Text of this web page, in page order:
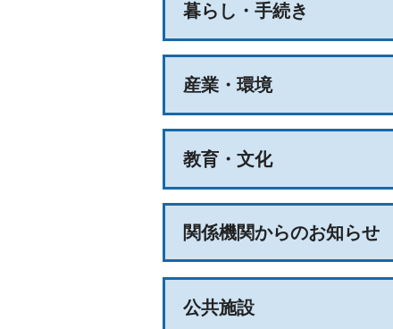
暮らし・手続き
産業・環境
教育・文化
関係機関からのお知らせ
公共施設